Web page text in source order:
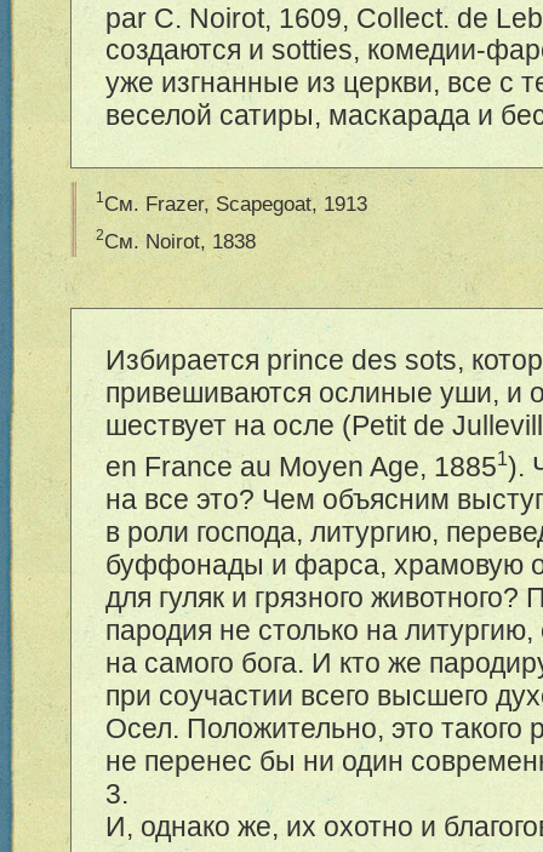
par C. Noirot, 1609, Соllесt. de
создаются и sotties, комедии-
уже изгнанные из церкви, все с
веселой сатиры, маскарада и
1См. Frazer, Scapegoat, 1913
2См. Noirot, 1838
Избирается prince des sots,
привешиваются ослиные уши, и
шествует на осле (Petit de
en France au Moyen Age, 18851).
на все это? Чем объясним
в роли господа, литургию,
буффонады и фарса, храмовую
для гуляк и грязного
пародия не столько на литургию,
на самого бога. И кто же
при соучастии всего высшего
Осел. Положительно, это такого
не перенес бы ни один
3.
И, однако же, их охотно и